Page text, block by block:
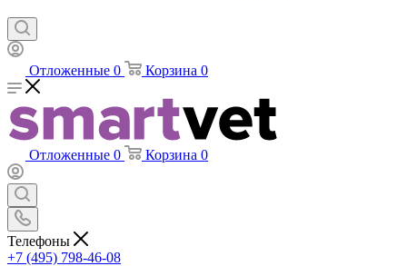
Отложенные 0 Корзина 0
Отложенные 0 Корзина 0
Телефоны
+7 (495) 798-46-08